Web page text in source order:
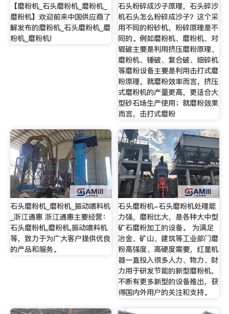
【磨粉机_石头磨粉机_磨粉机_
磨粉机】欢迎前来中国供应商了
解发布的磨粉机_石头磨粉机_磨
粉机_磨粉机!
石头粉碎成沙子原理，石头碎沙
机石头怎么粉碎成沙子？这个采
用不同的粉砂机，粉碎原理是不
同的。例如磨粉机、磨粉机、对
辊破主要是利用挤压磨粉原理、
磨粉机、锤破、复合破、细碎机
等磨粉设备主要是利用击打式磨
粉原理，就磨粉效率而言，挤压
式磨粉机的产量更高，更适合大
型砂石场生产使用；就磨粉效果
而言，击打式磨粉
石头磨粉机_磨粉机_振动喂料机
_浙江通惠 浙江通惠主要经营：
石头磨粉机,磨粉机,振动喂料机
等，致力于为广大客户提供优良
的产品和服务。
石头磨粉机-石头磨粉机处理能
力强，磨粉比大，是各种大中型
矿石磨粉加工的设备。 为满足
冶金、矿山、建筑等工业部门磨
粉高强度、高硬度需要，红星机
器一直投入很多人力、物力、财
力用于研发节能的新型磨粉机，
不断有更多新型的设备推出，获
得国内外用户的关注和支持。